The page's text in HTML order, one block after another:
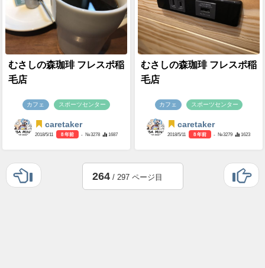
むさしの森珈琲 フレスポ稲
毛店
カフェ スポーツセンター
caretaker
2018/5/11 8 年前 - №3278 1687
むさしの森珈琲 フレスポ稲
毛店
カフェ スポーツセンター
caretaker
2018/5/11 8 年前 - №3279 1623
264/ 297 ページ目